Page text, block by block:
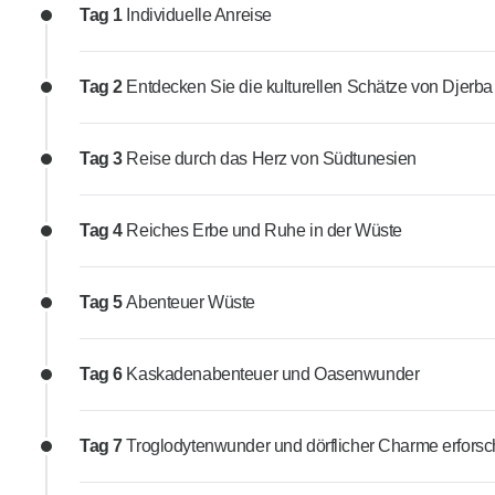
Tag 1 Individuelle Anreise
Tag 2 Entdecken Sie die kulturellen Schätze von Djerba
Tag 3 Reise durch das Herz von Südtunesien
Tag 4 Reiches Erbe und Ruhe in der Wüste
Tag 5Abenteuer Wüste
Tag 6 Kaskadenabenteuer und Oasenwunder
Tag 7Troglodytenwunder und dörflicher Charme